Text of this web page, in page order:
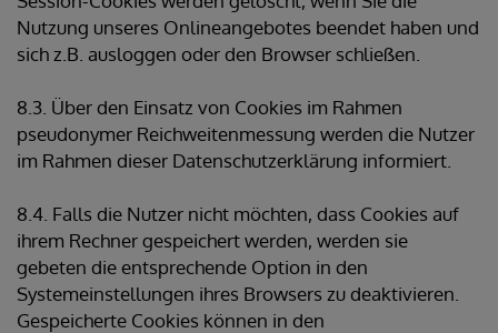
Nutzung unseres Onlineangebotes beendet haben und
sich z.B. ausloggen oder den Browser schließen.
8.3. Über den Einsatz von Cookies im Rahmen
pseudonymer Reichweitenmessung werden die Nutzer
im Rahmen dieser Datenschutzerklärung informiert.
8.4. Falls die Nutzer nicht möchten, dass Cookies auf
ihrem Rechner gespeichert werden, werden sie
gebeten die entsprechende Option in den
Systemeinstellungen ihres Browsers zu deaktivieren.
Gespeicherte Cookies können in den